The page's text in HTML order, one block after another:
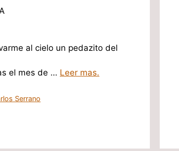
al cielo un pedazito del
el mes de … Leer mas.
Serrano